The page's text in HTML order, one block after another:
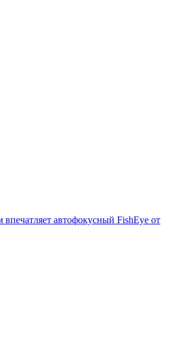
впечатляет автофокусный FishEye от